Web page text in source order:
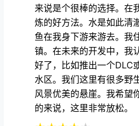
来说是个很棒的选择。在
炼的好方法。水是如此清
鱼在我身下游来游去。我
镇。在未来的开发中，我
好了，比如推出一个DLC
水区。我们这里有很多野
风景优美的悬崖。我希望
的来说，这里非常放松。